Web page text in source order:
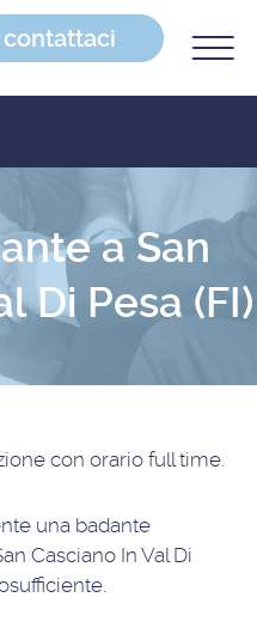
contattaci
a San
Di Pesa (FI)
con orario full time
una badante
Casciano In Val Di